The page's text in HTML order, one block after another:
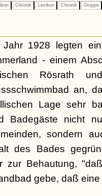
Chronik Lexikon Chronik Gruppe
Jahr 1928 legten
- einem
Rösrath
an,
Lage sehr
Badegäste nicht
sondern
des Bades
zur Behautung,
gebe, daß